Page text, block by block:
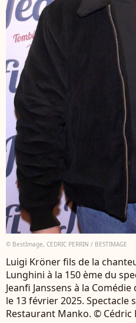
© BestImage, CEDRIC PERRIN / BESTIMAGE
Luigi Kröner fils de la
Lunghini à la 150 ème du
Jeanfi Janssens à la
le 13 février 2025. Spectacle
Restaurant Manko. © Cédric